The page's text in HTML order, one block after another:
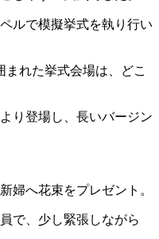
ルで模擬挙式を執り行い
まれた挙式会場は、どこ
り登場し、長いバージン
婦へ花束をプレゼント。
で、少し緊張しながら